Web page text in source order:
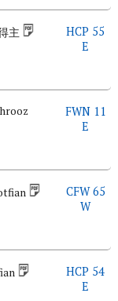
主
HCP 55
E
FWN 11
E
CFW 65
W
HCP 54
E